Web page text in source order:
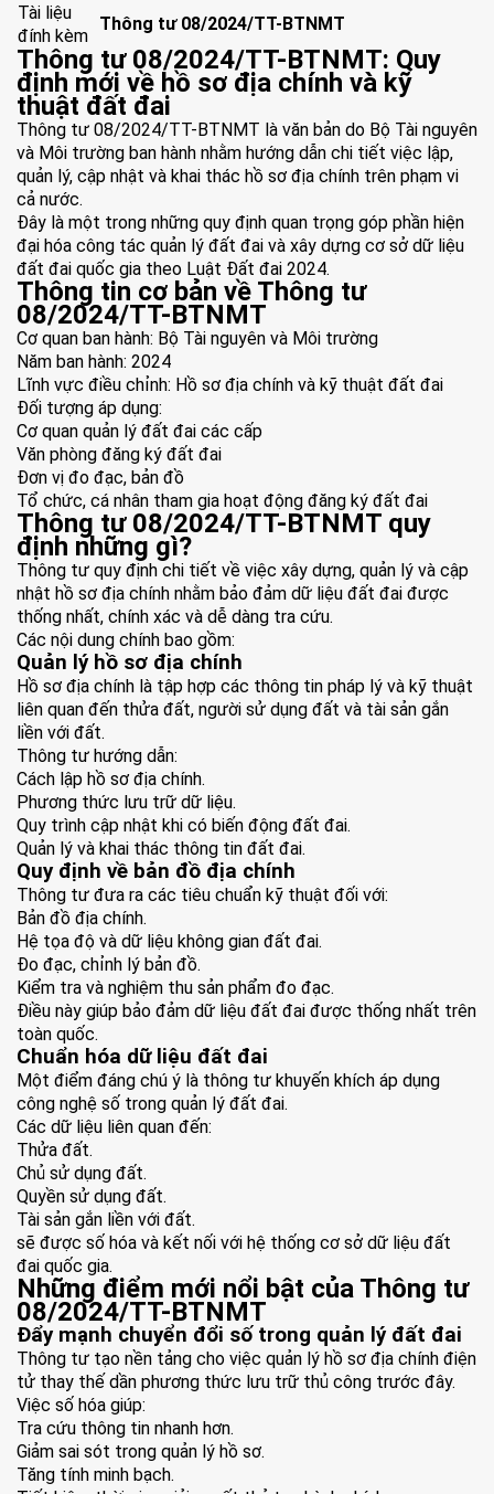
Tài liệu
đính kèm
Thông tư 08/2024/TT-BTNMT
Thông tư 08/2024/TT-BTNMT: Quy
định mới về hồ sơ địa chính và kỹ
thuật đất đai
Thông tư 08/2024/TT-BTNMT là văn bản do Bộ Tài nguyên
và Môi trường ban hành nhằm hướng dẫn chi tiết việc lập,
quản lý, cập nhật và khai thác hồ sơ địa chính trên phạm vi
cả nước.
Đây là một trong những quy định quan trọng góp phần hiện
đại hóa công tác quản lý đất đai và xây dựng cơ sở dữ liệu
đất đai quốc gia theo Luật Đất đai 2024.
Thông tin cơ bản về Thông tư
08/2024/TT-BTNMT
Cơ quan ban hành: Bộ Tài nguyên và Môi trường
Năm ban hành: 2024
Lĩnh vực điều chỉnh: Hồ sơ địa chính và kỹ thuật đất đai
Đối tượng áp dụng:
Cơ quan quản lý đất đai các cấp
Văn phòng đăng ký đất đai
Đơn vị đo đạc, bản đồ
Tổ chức, cá nhân tham gia hoạt động đăng ký đất đai
Thông tư 08/2024/TT-BTNMT quy
định những gì?
Thông tư quy định chi tiết về việc xây dựng, quản lý và cập
nhật hồ sơ địa chính nhằm bảo đảm dữ liệu đất đai được
thống nhất, chính xác và dễ dàng tra cứu.
Các nội dung chính bao gồm:
Quản lý hồ sơ địa chính
Hồ sơ địa chính là tập hợp các thông tin pháp lý và kỹ thuật
liên quan đến thửa đất, người sử dụng đất và tài sản gắn
liền với đất.
Thông tư hướng dẫn:
Cách lập hồ sơ địa chính.
Phương thức lưu trữ dữ liệu.
Quy trình cập nhật khi có biến động đất đai.
Quản lý và khai thác thông tin đất đai.
Quy định về bản đồ địa chính
Thông tư đưa ra các tiêu chuẩn kỹ thuật đối với:
Bản đồ địa chính.
Hệ tọa độ và dữ liệu không gian đất đai.
Đo đạc, chỉnh lý bản đồ.
Kiểm tra và nghiệm thu sản phẩm đo đạc.
Điều này giúp bảo đảm dữ liệu đất đai được thống nhất trên
toàn quốc.
Chuẩn hóa dữ liệu đất đai
Một điểm đáng chú ý là thông tư khuyến khích áp dụng
công nghệ số trong quản lý đất đai.
Các dữ liệu liên quan đến:
Thửa đất.
Chủ sử dụng đất.
Quyền sử dụng đất.
Tài sản gắn liền với đất.
sẽ được số hóa và kết nối với hệ thống cơ sở dữ liệu đất
đai quốc gia.
Những điểm mới nổi bật của Thông tư
08/2024/TT-BTNMT
Đẩy mạnh chuyển đổi số trong quản lý đất đai
Thông tư tạo nền tảng cho việc quản lý hồ sơ địa chính điện
tử thay thế dần phương thức lưu trữ thủ công trước đây.
Việc số hóa giúp:
Tra cứu thông tin nhanh hơn.
Giảm sai sót trong quản lý hồ sơ.
Tăng tính minh bạch.